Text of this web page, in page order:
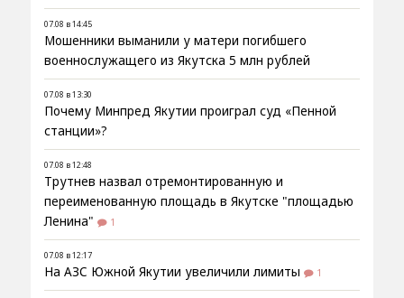
07.08 в 14:45
Мошенники выманили у матери погибшего
военнослужащего из Якутска 5 млн рублей
07.08 в 13:30
Почему Минпред Якутии проиграл суд «Пенной
станции»?
07.08 в 12:48
Трутнев назвал отремонтированную и
переименованную площадь в Якутске "площадью
Ленина"
1
07.08 в 12:17
На АЗС Южной Якутии увеличили лимиты 1